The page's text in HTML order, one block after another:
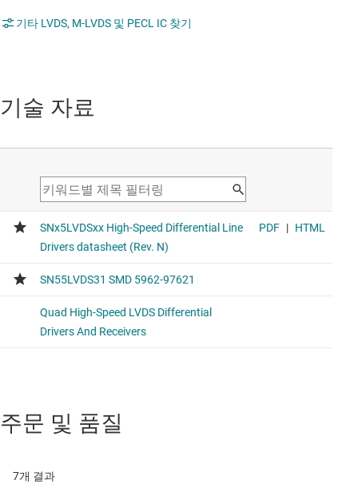
기타 LVDS, M-LVDS 및 PECL IC 찾기
기술 자료
주문 및 품질